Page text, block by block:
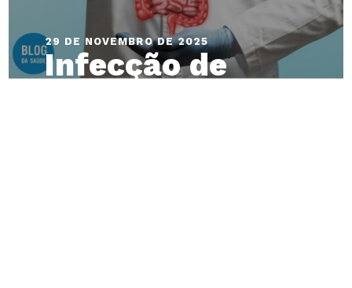
29 DE NOVEMBRO DE 2025
Infecção de